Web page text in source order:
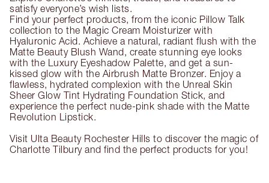
satisfy everyone’s wish lists.
Find your perfect products, from the iconic Pillow Talk
collection to the Magic Cream Moisturizer with
Hyaluronic Acid. Achieve a natural, radiant flush with the
Matte Beauty Blush Wand, create stunning eye looks
with the Luxury Eyeshadow Palette, and get a sun-
kissed glow with the Airbrush Matte Bronzer. Enjoy a
flawless, hydrated complexion with the Unreal Skin
Sheer Glow Tint Hydrating Foundation Stick, and
experience the perfect nude-pink shade with the Matte
Revolution Lipstick.
Visit Ulta Beauty Rochester Hills to discover the magic of
Charlotte Tilbury and find the perfect products for you!